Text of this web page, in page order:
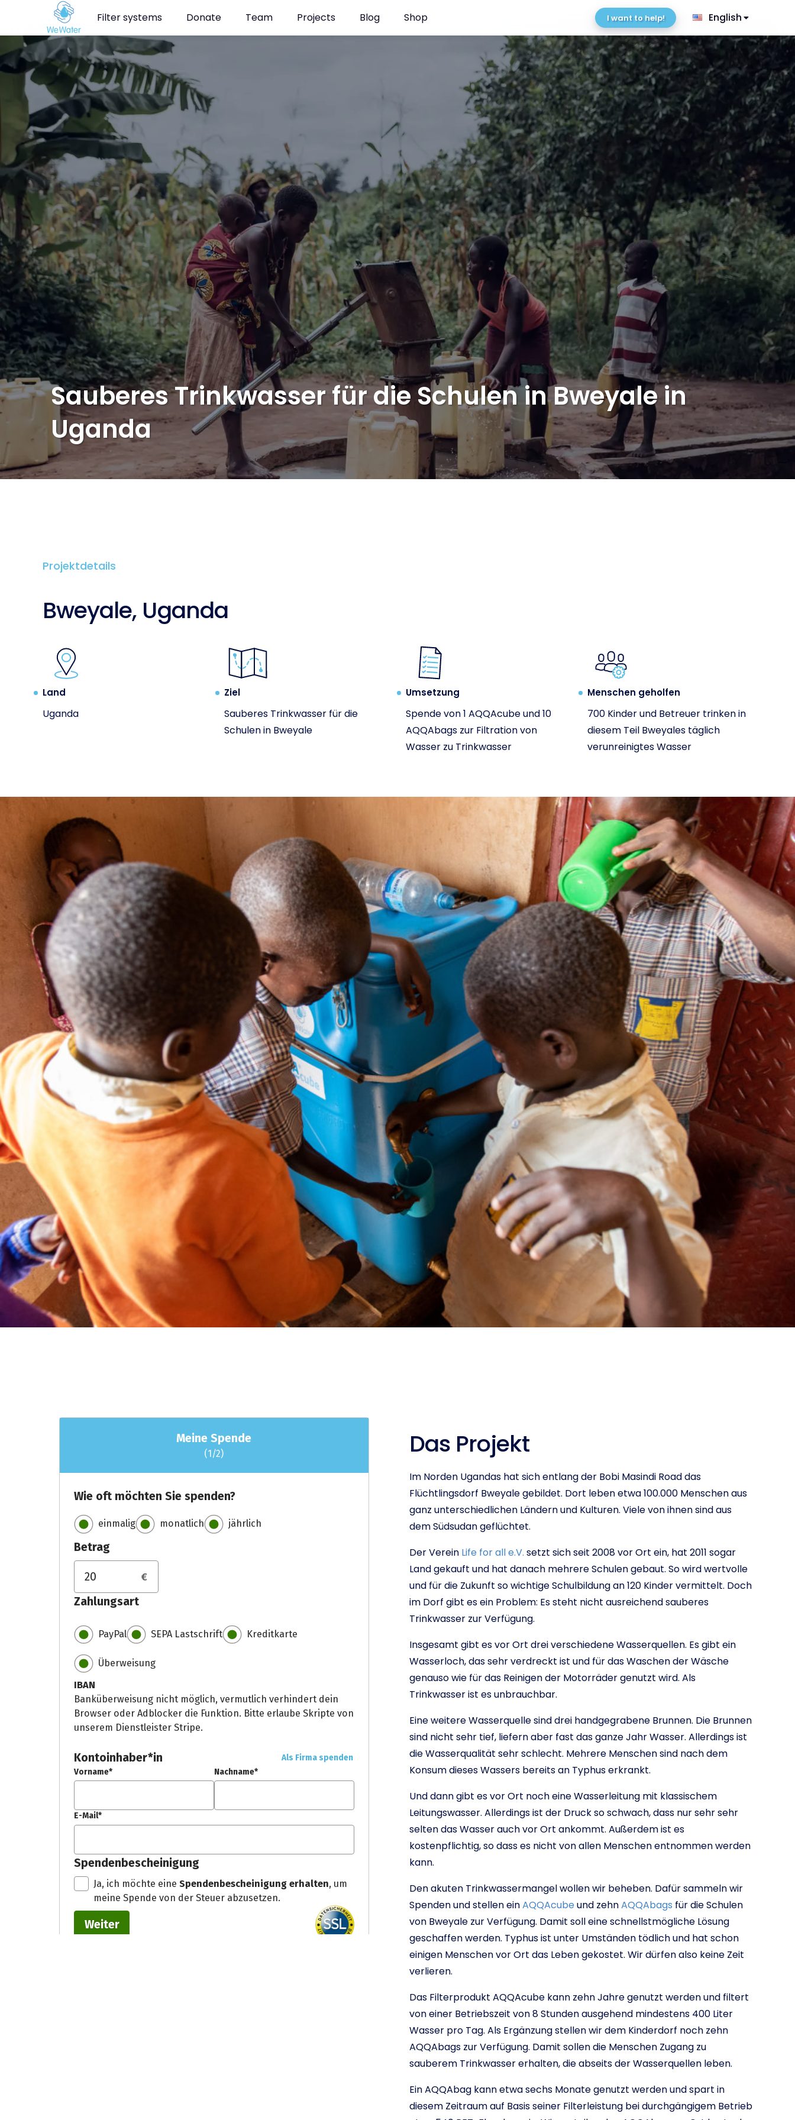
Filter systems Donate Team Projects Blog Shop I want to help! English
Sauberes Trinkwasser für die Schulen in Bweyale in
Uganda
Projektdetails
Bweyale, Uganda
Land
Uganda
Ziel
Sauberes Trinkwasser für die
Schulen in Bweyale
Umsetzung
Spende von 1 AQQAcube und 10
AQQAbags zur Filtration von
Wasser zu Trinkwasser
Menschen geholfen
700 Kinder und Betreuer trinken in
diesem Teil Bweyales täglich
verunreinigtes Wasser
Das Projekt
Im Norden Ugandas hat sich entlang der Bobi Masindi Road das
Flüchtlingsdorf Bweyale gebildet. Dort leben etwa 100.000 Menschen aus
ganz unterschiedlichen Ländern und Kulturen. Viele von ihnen sind aus
dem Südsudan geflüchtet.
Der Verein Life for all e.V. setzt sich seit 2008 vor Ort ein, hat 2011 sogar
Land gekauft und hat danach mehrere Schulen gebaut. So wird wertvolle
und für die Zukunft so wichtige Schulbildung an 120 Kinder vermittelt. Doch
im Dorf gibt es ein Problem: Es steht nicht ausreichend sauberes
Trinkwasser zur Verfügung.
Insgesamt gibt es vor Ort drei verschiedene Wasserquellen. Es gibt ein
Wasserloch, das sehr verdreckt ist und für das Waschen der Wäsche
genauso wie für das Reinigen der Motorräder genutzt wird. Als
Trinkwasser ist es unbrauchbar.
Eine weitere Wasserquelle sind drei handgegrabene Brunnen. Die Brunnen
sind nicht sehr tief, liefern aber fast das ganze Jahr Wasser. Allerdings ist
die Wasserqualität sehr schlecht. Mehrere Menschen sind nach dem
Konsum dieses Wassers bereits an Typhus erkrankt.
Und dann gibt es vor Ort noch eine Wasserleitung mit klassischem
Leitungswasser. Allerdings ist der Druck so schwach, dass nur sehr sehr
selten das Wasser auch vor Ort ankommt. Außerdem ist es
kostenpflichtig, so dass es nicht von allen Menschen entnommen werden
kann.
Den akuten Trinkwassermangel wollen wir beheben. Dafür sammeln wir
Spenden und stellen einAQQAcube und zehnAQQAbags für die Schulen
von Bweyale zur Verfügung. Damit soll eine schnellstmögliche Lösung
geschaffen werden. Typhus ist unter Umständen tödlich und hat schon
einigen Menschen vor Ort das Leben gekostet. Wir dürfen also keine Zeit
verlieren.
Das Filterprodukt AQQAcube kann zehn Jahre genutzt werden und filtert
von einer Betriebszeit von 8 Stunden ausgehend mindestens 400 Liter
Wasser pro Tag. Als Ergänzung stellen wir dem Kinderdorf noch zehn
AQQAbags zur Verfügung. Damit sollen die Menschen Zugang zu
sauberem Trinkwasser erhalten, die abseits der Wasserquellen leben.
Ein AQQAbag kann etwa sechs Monate genutzt werden und spart in
diesem Zeitraum auf Basis seiner Filterleistung bei durchgängigem Betrieb